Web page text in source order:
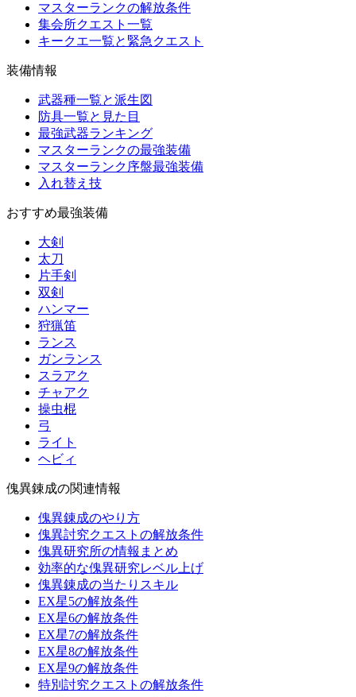
マスターランクの解放条件
集会所クエスト一覧
キークエ一覧と緊急クエスト
装備情報
武器種一覧と派生図
防具一覧と見た目
最強武器ランキング
マスターランクの最強装備
マスターランク序盤最強装備
入れ替え技
おすすめ最強装備
大剣
太刀
片手剣
双剣
ハンマー
狩猟笛
ランス
ガンランス
スラアク
チャアク
操虫棍
弓
ライト
ヘビィ
傀異錬成の関連情報
傀異錬成のやり方
傀異討究クエストの解放条件
傀異研究所の情報まとめ
効率的な傀異研究レベル上げ
傀異錬成の当たりスキル
EX星5の解放条件
EX星6の解放条件
EX星7の解放条件
EX星8の解放条件
EX星9の解放条件
特別討究クエストの解放条件